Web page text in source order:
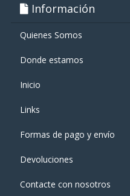
Información
Quienes Somos
Donde estamos
Inicio
Links
Formas de pago y enví­o
Devoluciones
Contacte con nosotros